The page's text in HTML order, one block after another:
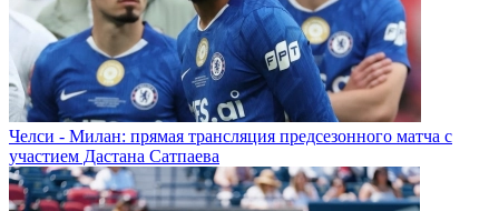
Челси - Милан: прямая трансляция предсезонного матча с
участием Дастана Сатпаева